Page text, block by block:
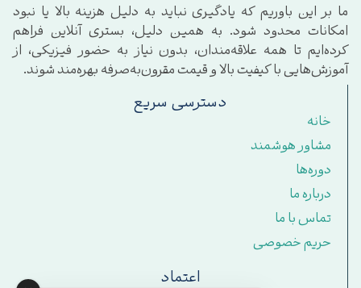
ما بر این باوریم که یادگیری نباید به دلیل هزینه بالا یا نبود
امکانات محدود شود. به همین دلیل، بستری آنلاین فراهم
کرده‌ایم تا همه علاقه‌مندان، بدون نیاز به حضور فیزیکی، از
آموزش‌هایی با کیفیت بالا و قیمت مقرون‌به‌صرفه بهره‌مند شوند.
دسترسی سریع
خانه
مشاور هوشمند
دوره‌ها
درباره ما
تماس با ما
حریم خصوصی
اعتماد